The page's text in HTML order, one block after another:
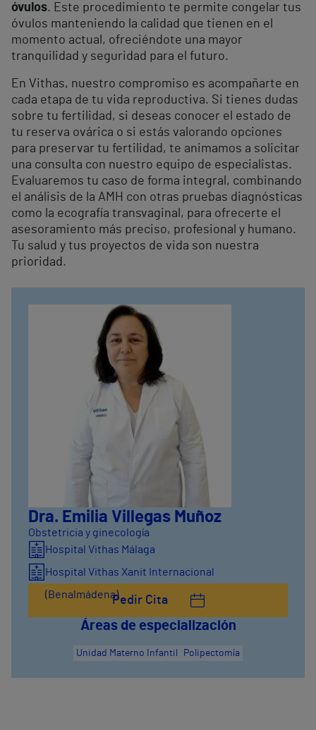
óvulos. Este procedimiento te permite congelar tus
óvulos manteniendo la calidad que tienen en el
momento actual, ofreciéndote una mayor
tranquilidad y seguridad para el futuro.
En Vithas, nuestro compromiso es acompañarte en
cada etapa de tu vida reproductiva. Si tienes dudas
sobre tu fertilidad, si deseas conocer el estado de
tu reserva ovárica o si estás valorando opciones
para preservar tu fertilidad, te animamos a solicitar
una consulta con nuestro equipo de especialistas.
Evaluaremos tu caso de forma integral, combinando
el análisis de la AMH con otras pruebas diagnósticas
como la ecografía transvaginal, para ofrecerte el
asesoramiento más preciso, profesional y humano.
Tu salud y tus proyectos de vida son nuestra
prioridad.
Dra. Emilia Villegas Muñoz
Obstetricia y ginecología
Hospital Vithas Málaga
Hospital Vithas Xanit Internacional
(Benalmádena)Pedir Cita
Áreas de especialización
Unidad Materno Infantil Polipectomía